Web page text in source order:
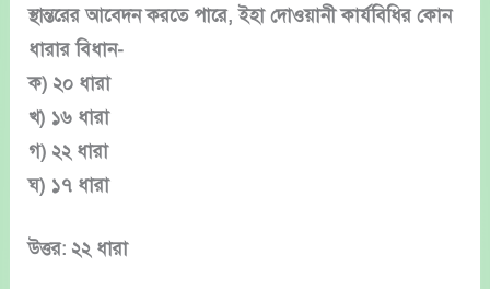
স্থান্তরের আবেদন করতে পারে, ইহা দোওয়ানী কার্যবিধির কোন
ধারার বিধান-
ক) ২০ ধারা
খ) ১৬ ধারা
গ) ২২ ধারা
ঘ) ১৭ ধারা
উত্তর: ২২ ধারা